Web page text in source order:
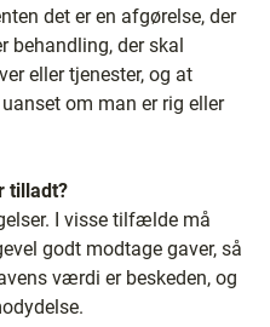
det er en afgørelse, der
behandling, der skal
eller tjenester, og at
om man er rig eller
tilladt?
I visse tilfælde må
godt modtage gaver, så
værdi er beskeden, og